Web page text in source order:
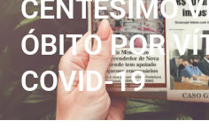
CENTÉSIMO
ÓBITO POR
COVID-19